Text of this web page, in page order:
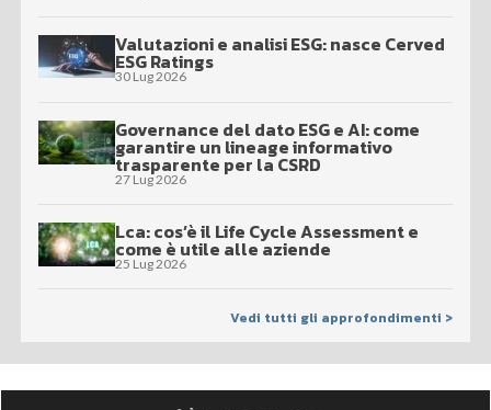
Valutazioni e analisi ESG: nasce Cerved
ESG Ratings
30 Lug 2026
Governance del dato ESG e AI: come
garantire un lineage informativo
trasparente per la CSRD
27 Lug 2026
Lca: cos’è il Life Cycle Assessment e
come è utile alle aziende
25 Lug 2026
Vedi tutti gli approfondimenti >